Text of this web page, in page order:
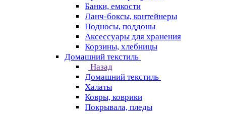
Банки, емкости
Ланч-боксы, контейнеры
Подносы, поддоны
Аксессуары для хранения
Корзины, хлебницы
Домашний текстиль
Назад
Домашний текстиль
Халаты
Ковры, коврики
Покрывала, пледы